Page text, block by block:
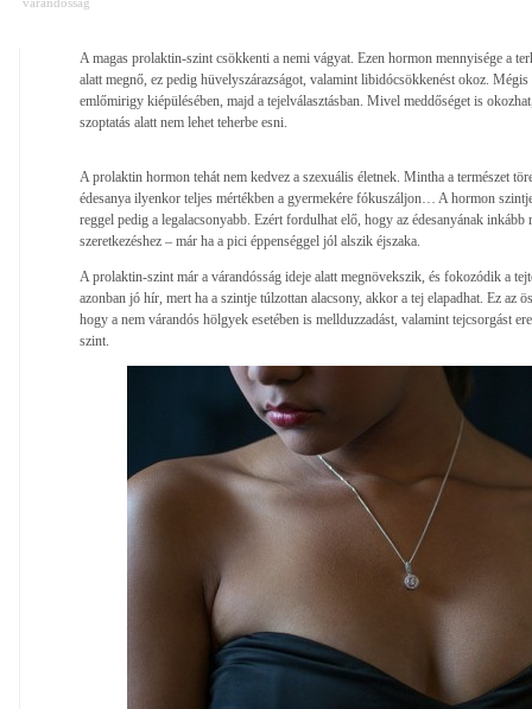
A magas prolaktin-szint csökkenti a nemi vágyat. Ezen hormon mennyisége a
alatt megnő, ez pedig hüvelyszárazságot, valamint libidócsökkenést okoz.
emlőmirigy kiépülésében, majd a tejelválasztásban. Mivel meddőséget is
szoptatás alatt nem lehet teherbe esni.
A prolaktin hormon tehát nem kedvez a szexuális életnek. Mintha a természet
édesanya ilyenkor teljes mértékben a gyermekére fókuszáljon… A hormon
reggel pedig a legalacsonyabb. Ezért fordulhat elő, hogy az édesanyának inkább
szeretkezéshez – már ha a pici éppenséggel jól alszik éjszaka.
A prolaktin-szint már a várandósság ideje alatt megnövekszik, és fokozódik a
azonban jó hír, mert ha a szintje túlzottan alacsony, akkor a tej elapadhat. Ez az
hogy a nem várandós hölgyek esetében is mellduzzadást, valamint tejcsorgást
szint.